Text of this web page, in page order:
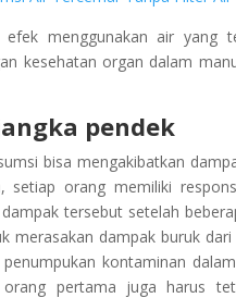
menggunakan air yang
kesehatan organ dalam
pendek
bisa mengakibatkan
setiap orang memiliki
tersebut setelah
dampak buruk
kontaminan
pertama juga harus